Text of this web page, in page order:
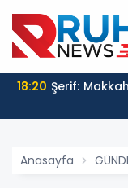
18:20
Anasayfa